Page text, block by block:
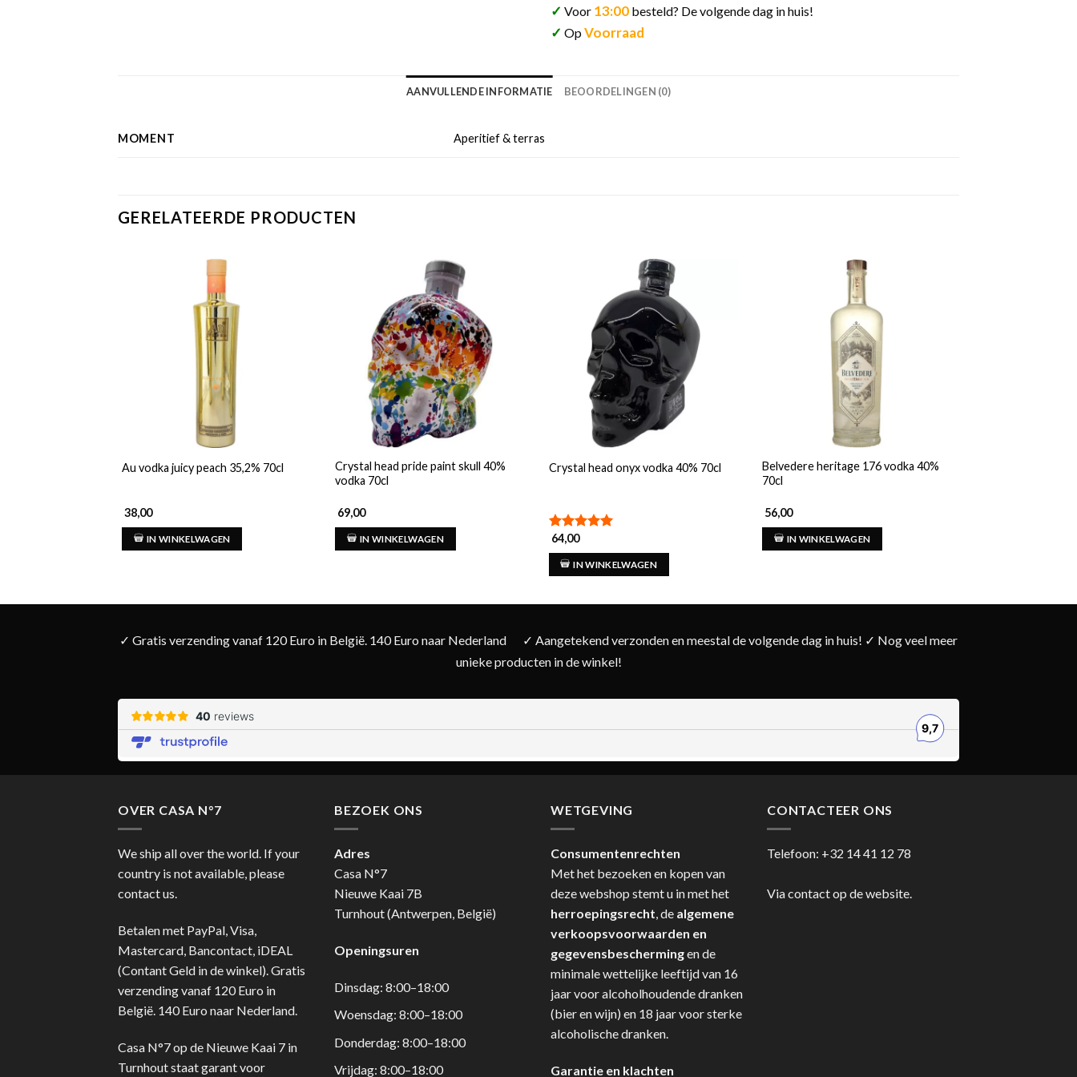
✓ Voor 13:00 besteld? De volgende dag in huis!
✓ OpVoorraad
AANVULLENDE INFORMATIE BEOORDELINGEN (0)
MOMENT Aperitief & terras
GERELATEERDE PRODUCTEN
Au vodka juicy peach 35,2% 70cl
38,00
IN WINKELWAGEN
Crystal head pride paint skull 40%
vodka 70cl
69,00
IN WINKELWAGEN
Crystal head onyx vodka 40% 70cl
Gewaardeerd
5.00uit 5
64,00
IN WINKELWAGEN
Belvedere heritage 176 vodka 40%
70cl
56,00
IN WINKELWAGEN
✓ Gratis verzending vanaf 120 Euro in België. 140 Euro naar Nederland
✓ Aangetekend verzonden en meestal de volgende dag in huis! ✓ Nog veel meer
unieke producten in de winkel!
OVER CASA N°7
We ship all over the world. If your
country is not available, please
contact us.
Betalen met PayPal, Visa,
Mastercard, Bancontact, iDEAL
(Contant Geld in de winkel). Gratis
verzending vanaf 120 Euro in
België. 140 Euro naar Nederland.
Casa N°7 op de Nieuwe Kaai 7 in
Turnhout staat garant voor
BEZOEK ONS
Adres
Casa N°7
Nieuwe Kaai 7B
Turnhout (Antwerpen, België)
Openingsuren
Dinsdag: 8:00–18:00
Woensdag: 8:00–18:00
Donderdag: 8:00–18:00
Vrijdag: 8:00–18:00
WETGEVING
Consumentenrechten
Met het bezoeken en kopen van
deze webshop stemt u in met het
herroepingsrecht, de algemene
verkoopsvoorwaarden en
gegevensbeschermingen de
minimale wettelijke leeftijd van 16
jaar voor alcoholhoudende dranken
(bier en wijn) en 18 jaar voor sterke
alcoholische dranken.
Garantie en klachten
CONTACTEER ONS
Telefoon: +32 14 41 12 78
Via contact op de website.